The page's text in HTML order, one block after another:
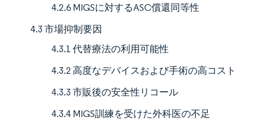
4.2.6 MIGSに対するASC償還同等性
4.3 市場抑制要因
4.3.1 代替療法の利用可能性
4.3.2 高度なデバイスおよび手術の高コスト
4.3.3 市販後の安全性リコール
4.3.4 MIGS訓練を受けた外科医の不足